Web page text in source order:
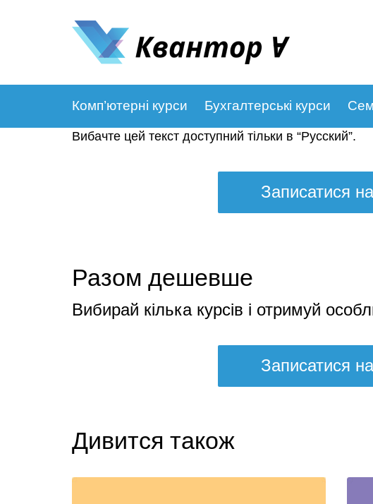
Комп’ютерні курси Бухгалтерські курси
Вибачте цей текст доступний тільки в “Русский”.
Записатися
Разом дешевше
Вибирай кілька курсів і отримуй
Записатися
Дивится також